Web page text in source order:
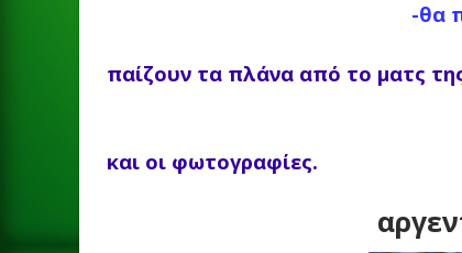
-θα
παίζουν τα πλάνα από το ματς
και οι φωτογραφίες.